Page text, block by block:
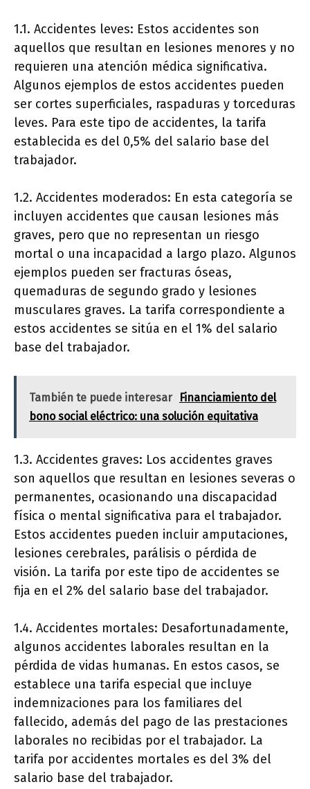
1.1. Accidentes leves: Estos accidentes son
aquellos que resultan en lesiones menores y no
requieren una atención médica significativa.
Algunos ejemplos de estos accidentes pueden
ser cortes superficiales, raspaduras y torceduras
leves. Para este tipo de accidentes, la tarifa
establecida es del 0,5% del salario base del
trabajador.
1.2. Accidentes moderados: En esta categoría se
incluyen accidentes que causan lesiones más
graves, pero que no representan un riesgo
mortal o una incapacidad a largo plazo. Algunos
ejemplos pueden ser fracturas óseas,
quemaduras de segundo grado y lesiones
musculares graves. La tarifa correspondiente a
estos accidentes se sitúa en el 1% del salario
base del trabajador.
También te puede interesar
Financiamiento del
bono social eléctrico: una solución equitativa
1.3. Accidentes graves: Los accidentes graves
son aquellos que resultan en lesiones severas o
permanentes, ocasionando una discapacidad
física o mental significativa para el trabajador.
Estos accidentes pueden incluir amputaciones,
lesiones cerebrales, parálisis o pérdida de
visión. La tarifa por este tipo de accidentes se
fija en el 2% del salario base del trabajador.
1.4. Accidentes mortales: Desafortunadamente,
algunos accidentes laborales resultan en la
pérdida de vidas humanas. En estos casos, se
establece una tarifa especial que incluye
indemnizaciones para los familiares del
fallecido, además del pago de las prestaciones
laborales no recibidas por el trabajador. La
tarifa por accidentes mortales es del 3% del
salario base del trabajador.